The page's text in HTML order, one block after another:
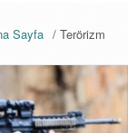
/ Terörizm
Sayfa